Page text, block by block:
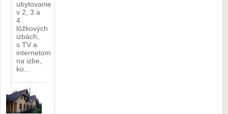
ubytovanie
v 2, 3 a
4
lôžkových
izbách,
s TV a
internetom
na izbe,
ko...